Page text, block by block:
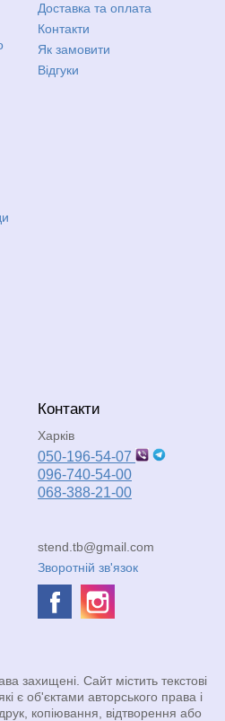
Доставка та оплата
Контакти
Як замовити
Відгуки
Контакти
Харків
050-196-54-07
096-740-54-00
068-388-21-00
stend.tb@gmail.com
Зворотній зв'язок
захищені. Сайт містить текстові
є об'єктами авторського права і
копіювання, відтворення або